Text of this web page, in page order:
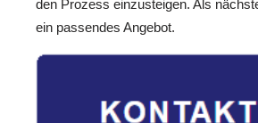
den Prozess einzusteigen. Als
ein passendes Angebot.